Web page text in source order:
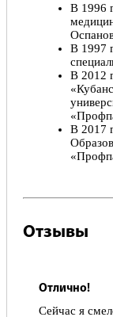
В 1996
В 1997
В 2012
В 2017
Отзывы
Отлично!
Сейчас я